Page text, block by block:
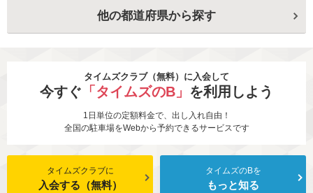
他の都道府県から探す
タイムズクラブ（無料）に入会して
今すぐ 「タイムズのB」 を利用しよう
1日単位の定額料金で、出し入れ自由！
全国の駐車場をWebから予約できるサービスです
タイムズクラブに
入会する（無料）
タイムズのBを
もっと知る